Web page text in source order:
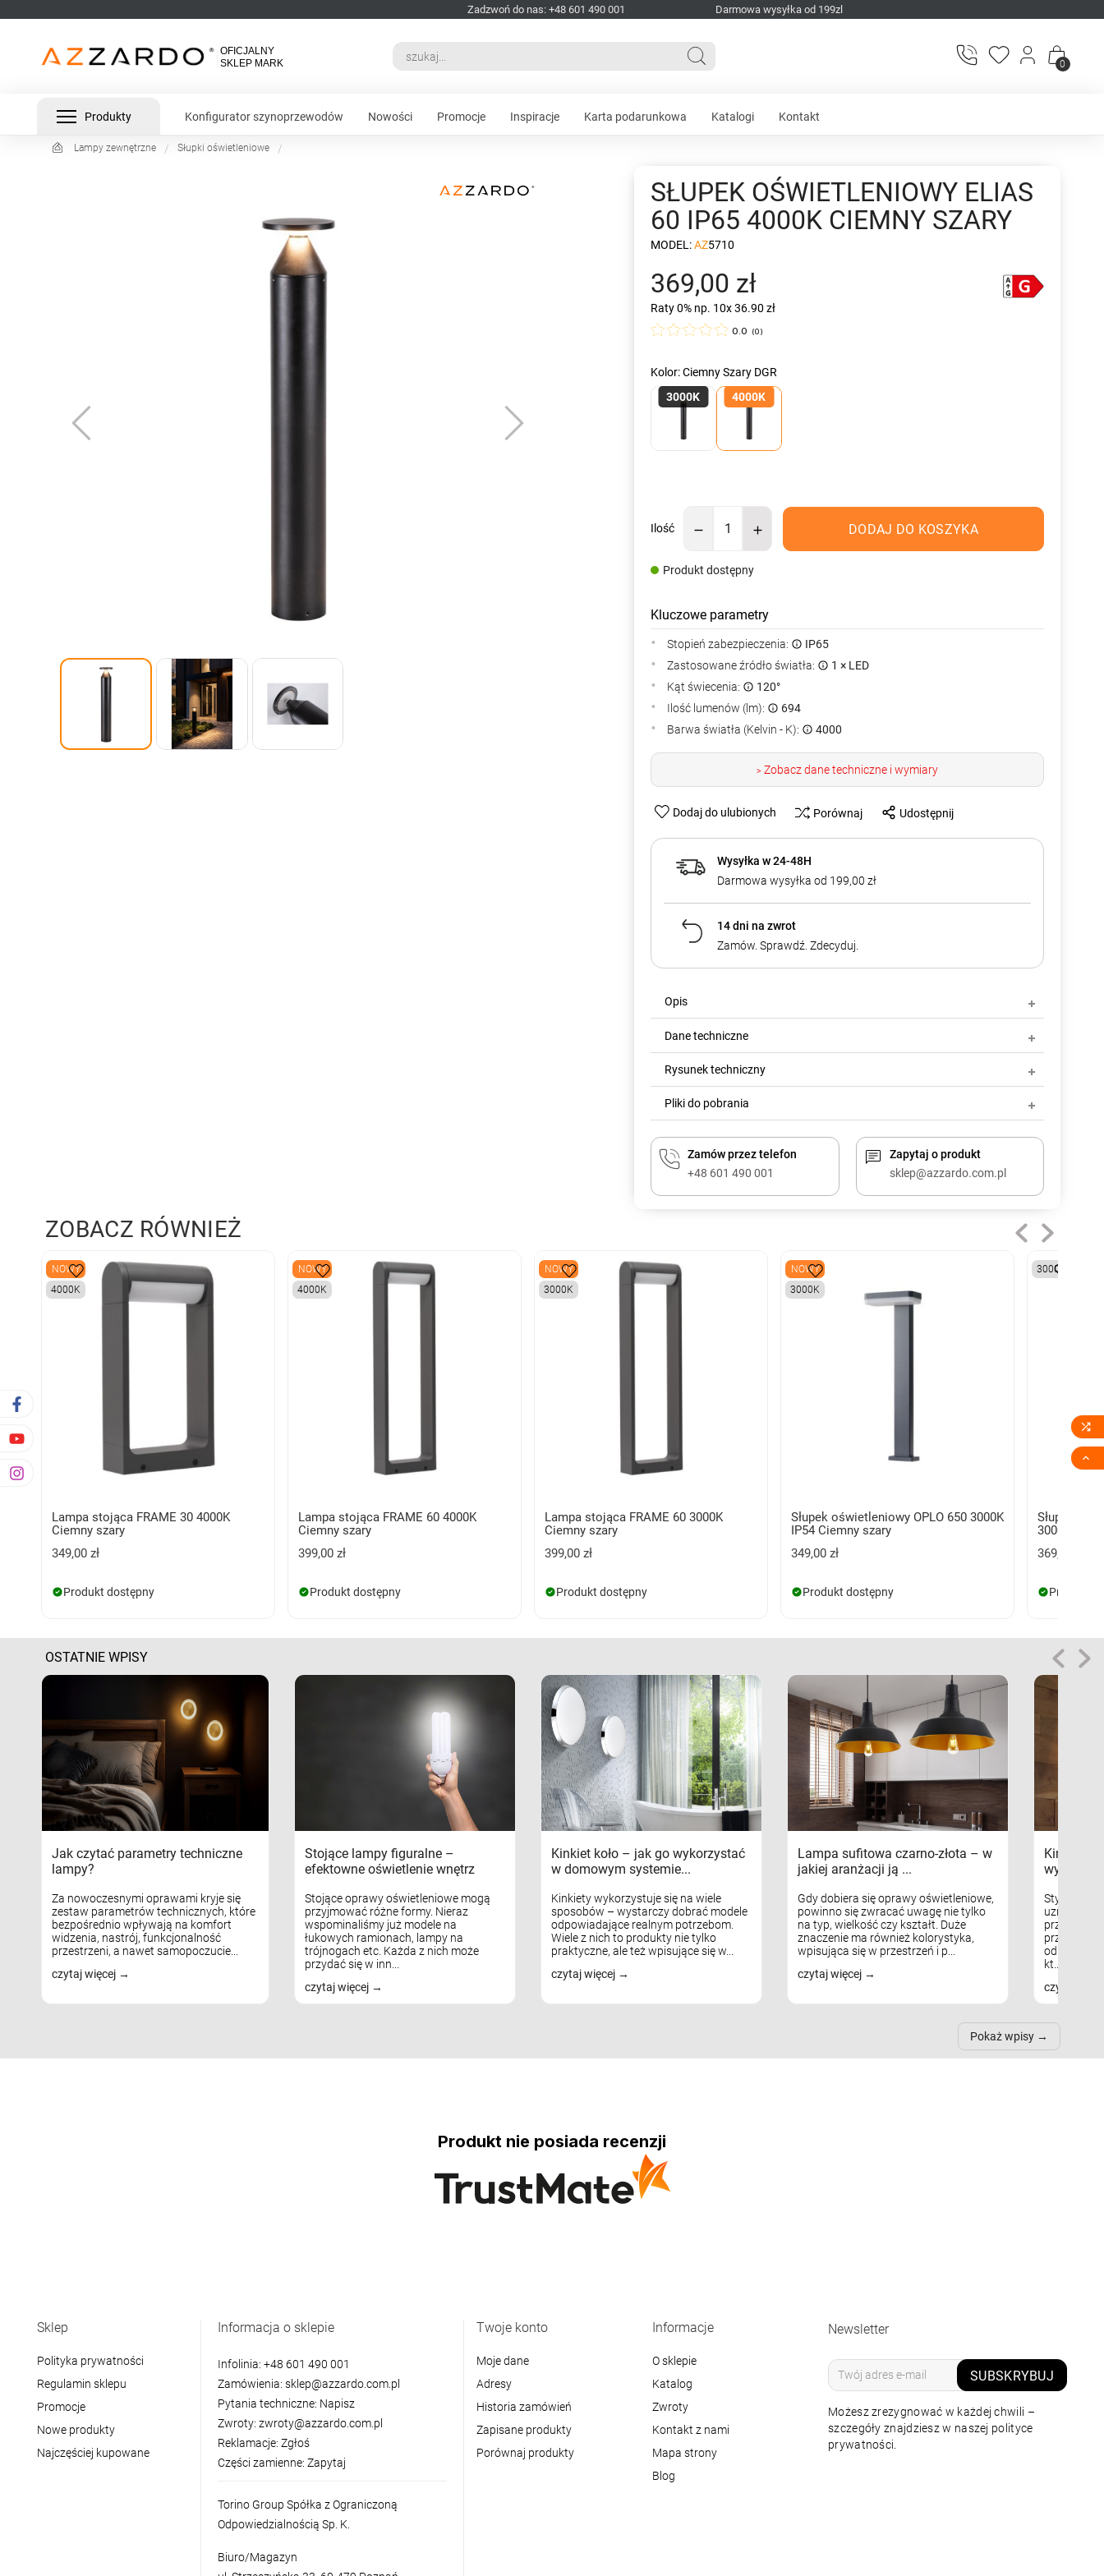
Zadzwoń do nas: +48 601 490 001 Darmowa wysyłka od 199zl
0
Produkty Konfigurator szynoprzewodów Nowości Promocje Inspiracje Karta podarunkowa Katalogi Kontakt
Lampy zewnętrzne Słupki oświetleniowe
SŁUPEK OŚWIETLENIOWY ELIAS
60 IP65 4000K CIEMNY SZARY
MODEL:AZ5710
369,00 zł
Raty 0% np. 10x 36.90 zł
0.0 (0)
Kolor: Ciemny Szary DGR
3000K
4000K
Ilość DODAJ DO KOSZYKA
Produkt dostępny
Kluczowe parametry
Stopień zabezpieczenia:
IP65
Zastosowane źródło światła:
1 × LED
Kąt świecenia:
120°
Ilość lumenów (lm):
694
Barwa światła (Kelvin - K):
4000
> Zobacz dane techniczne i wymiary
Dodaj do ulubionych Porównaj Udostępnij
Wysyłka w 24-48H
Darmowa wysyłka od 199,00 zł
14 dni na zwrot
Zamów. Sprawdź. Zdecyduj.
Opis
Dane techniczne
Rysunek techniczny
Pliki do pobrania
Zamów przez telefon
+48 601 490 001
Zapytaj o produkt
sklep@azzardo.com.pl
ZOBACZ RÓWNIEŻ
NOWY
4000K
Lampa stojąca FRAME 30 4000K
Ciemny szary
349,00 zł
Produkt dostępny
NOWY
4000K
Lampa stojąca FRAME 60 4000K
Ciemny szary
399,00 zł
Produkt dostępny
NOWY
3000K
Lampa stojąca FRAME 60 3000K
Ciemny szary
399,00 zł
Produkt dostępny
NOWY
3000K
Słupek oświetleniowy OPLO 650 3000K
IP54 Ciemny szary
349,00 zł
Produkt dostępny
3000K
Słupek
3000K
369,00 zł
Produkt
OSTATNIE WPISY
Jak czytać parametry techniczne
lampy?
Za nowoczesnymi oprawami kryje się
zestaw parametrów technicznych, które
bezpośrednio wpływają na komfort
widzenia, nastrój, funkcjonalność
przestrzeni, a nawet samopoczucie...
czytaj więcej
Stojące lampy figuralne –
efektowne oświetlenie wnętrz
Stojące oprawy oświetleniowe mogą
przyjmować różne formy. Nieraz
wspominaliśmy już modele na
łukowych ramionach, lampy na
trójnogach etc. Każda z nich może
przydać się w inn...
czytaj więcej
Kinkiet koło – jak go wykorzystać
w domowym systemie...
Kinkiety wykorzystuje się na wiele
sposobów – wystarczy dobrać modele
odpowiadające realnym potrzebom.
Wiele z nich to produkty nie tylko
praktyczne, ale też wpisujące się w...
czytaj więcej
Lampa sufitowa czarno-złota – w
jakiej aranżacji ją ...
Gdy dobiera się oprawy oświetleniowe,
powinno się zwracać uwagę nie tylko
na typ, wielkość czy kształt. Duże
znaczenie ma również kolorystyka,
wpisująca się w przestrzeń i p...
czytaj więcej
Kinkiety
Styl
uznaniem
kt...
czytaj
Pokaż wpisy
Produkt nie posiada recenzji
Sklep
Polityka prywatności
Regulamin sklepu
Promocje
Nowe produkty
Najczęściej kupowane
Informacja o sklepie
Infolinia: +48 601 490 001
Zamówienia: sklep@azzardo.com.pl
Pytania techniczne: Napisz
Zwroty: zwroty@azzardo.com.pl
Reklamacje: Zgłoś
Części zamienne: Zapytaj
Torino Group Spółka z Ograniczoną
Odpowiedzialnością Sp. K.
Biuro/Magazyn
Twoje konto
Moje dane
Adresy
Historia zamówień
Zapisane produkty
Porównaj produkty
Informacje
O sklepie
Katalog
Zwroty
Kontakt z nami
Mapa strony
Blog
Newsletter
SUBSKRYBUJ
Możesz zrezygnować w każdej chwili –
szczegóły znajdziesz w naszej polityce
prywatności.

